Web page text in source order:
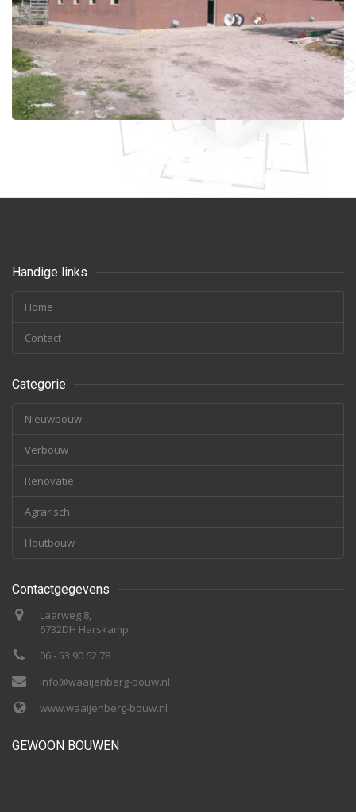
Handige links
Home
Contact
Categorie
Nieuwbouw
Verbouw
Renovatie
Agrarisch
Houtbouw
Contactgegevens
Laarweg 8,
6732DH Harskamp
06 - 53 90 62 78
info@waaijenberg-bouw.nl
www.waaijenberg-bouw.nl
GEWOON BOUWEN